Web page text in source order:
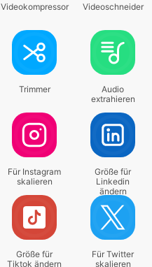
Videokompressor Videoschneider
Trimmer
Audio
extrahieren
Für Instagram
skalieren
Größe für
Linkedin
ändern
Größe für
Tiktok ändern
Für Twitter
skalieren